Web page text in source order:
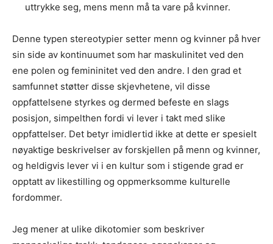
uttrykke seg, mens menn må ta vare på kvinner.
Denne typen stereotypier setter menn og kvinner på hver
sin side av kontinuumet som har maskulinitet ved den
ene polen og femininitet ved den andre. I den grad et
samfunnet støtter disse skjevhetene, vil disse
oppfattelsene styrkes og dermed befeste en slags
posisjon, simpelthen fordi vi lever i takt med slike
oppfattelser. Det betyr imidlertid ikke at dette er spesielt
nøyaktige beskrivelser av forskjellen på menn og kvinner,
og heldigvis lever vi i en kultur som i stigende grad er
opptatt av likestilling og oppmerksomme kulturelle
fordommer.
Jeg mener at ulike dikotomier som beskriver